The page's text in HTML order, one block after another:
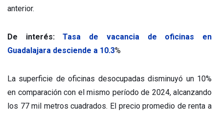
anterior.
De interés:Tasa de vacancia de oficinas en
Guadalajara desciende a 10.3%
La superficie de oficinas desocupadas disminuyó un 10%
en comparación con el mismo período de 2024, alcanzando
los 77 mil metros cuadrados. El precio promedio de renta a